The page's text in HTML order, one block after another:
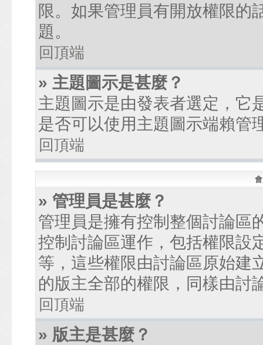
限。如果管理員有開放權限的
題。
回頂端
» 主題圖示是甚麼？
主題圖示是由發表者選定，它
是否可以使用主題圖示端賴管
回頂端
» 管理員是甚麼？
管理員是擁有控制整個討論區
控制討論區運作，包括權限設
等，這些權限由討論區原始建
的版主全部的權限，同樣由討
回頂端
» 版主是甚麼？